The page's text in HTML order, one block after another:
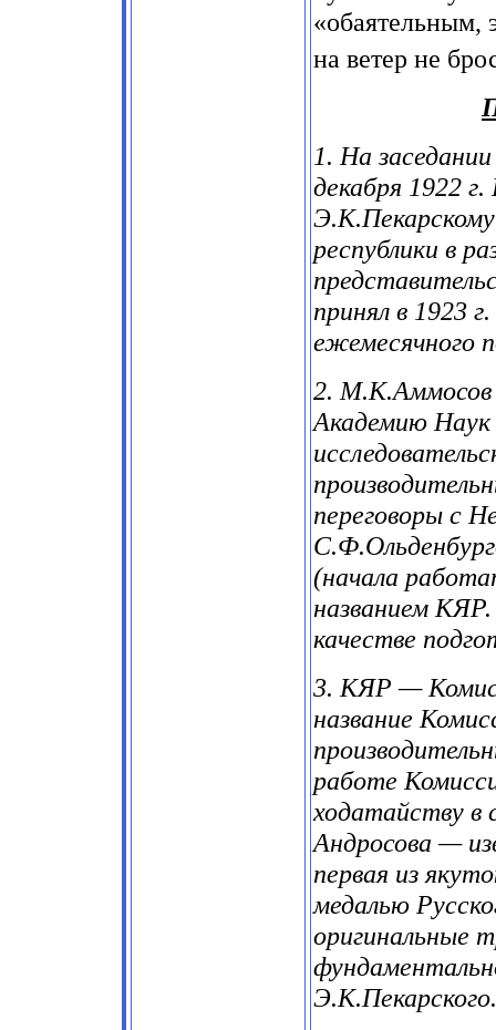
«обаятельным,
на ветер не
1. На
декабря 1922
республики в
принял в 1923
ежемесячного
2. М.К.Аммосов
Академию Наук
переговоры с
(начала
названием
качестве
3. КЯР —
название
работе
ходатайству
Андросова —
первая из
медалью
оригинальные
Э.К.Пекарского.